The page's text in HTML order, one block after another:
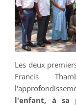
Les deux
Francis
l'enfant, à sa